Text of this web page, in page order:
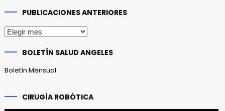
PUBLICACIONES ANTERIORES
Publicaciones
BOLETÍN SALUD ANGELES
Boletín Mensual
CIRUGÍA ROBÓTICA